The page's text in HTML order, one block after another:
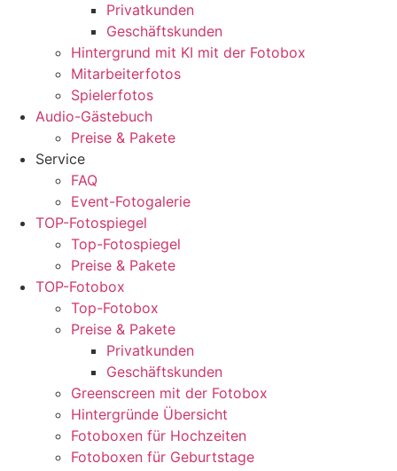
Privatkunden
Geschäftskunden
Hintergrund mit KI mit der Fotobox
Mitarbeiterfotos
Spielerfotos
Audio-Gästebuch
Preise & Pakete
Service
FAQ
Event-Fotogalerie
TOP-Fotospiegel
Top-Fotospiegel
Preise & Pakete
TOP-Fotobox
Top-Fotobox
Preise & Pakete
Privatkunden
Geschäftskunden
Greenscreen mit der Fotobox
Hintergründe Übersicht
Fotoboxen für Hochzeiten
Fotoboxen für Geburtstage